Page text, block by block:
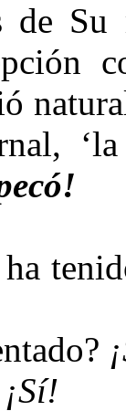
de
ha
¡
¡Sí!